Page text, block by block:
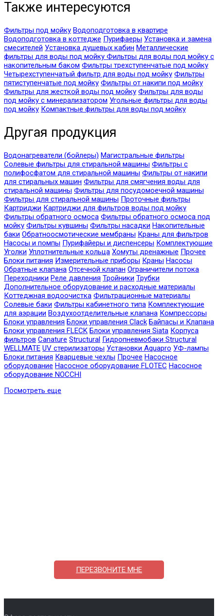
Также интересуются
Фильтры под мойку Водоподготовка в квартире
Водоподготовка в коттедже Пурифаеры Установка и замена
смесителей Установка душевых кабин Металлические
фильтры для воды под мойку Фильтры для воды под мойку с
накопительным баком Фильтры трехступенчатые под мойку
Четырехступенчатый фильтр для воды под мойку Фильтры
пятиступенчатые под мойку Фильтры от накипи под мойку
Фильтры для жесткой воды под мойку Фильтры для воды
под мойку с минерализатором Угольные фильтры для воды
под мойку Компактные фильтры для воды под мойку
Другая продукция
Водонагреватели (бойлеры) Магистральные фильтры
Солевые фильтры для стиральной машины Фильтры с
полифосфатом для стиральной машины Фильтры от накипи
для стиральных машин Фильтры для смягчения воды для
стиральной машины Фильтры для посудомоечной машины
Фильтры для стиральной машины Проточные фильтры
Картриджи Картриджи для фильтров воды под мойку
Фильтры обратного осмоса Фильтры обратного осмоса под
мойку Фильтры кувшины Фильтры насадки Накопительные
баки Обратноосмотические мембраны Краны для фильтров
Насосы и помпы Пурифайеры и диспенсеры Комплектующие
Уголки Уплотнительные кольца Хомуты дренажные Прочее
Блоки питания Измерительные приборы Краны Насосы
Обратные клапана Отсечной клапан Ограничители потока
Переходники Реле давления Тройники Трубки
Дополнительное оборудование и расходные материалы
Коттеджная водоочистка Фильтрационные материалы
Солевые баки Фильтры кабинетного типа Комплектующие
для аэрации Воздухоотделительные клапана Компрессоры
Блоки управления Блоки управления Clack Байпасы и Клапана
Блоки управления FLECK Блоки управления Siata Корпуса
фильтров Canature Structural Гидропневмобаки Structural
WELLMATE UV стерилизаторы Установки Aquapro УФ-лампы
Блоки питания Кварцевые чехлы Прочее Насосное
оборудование Насосное оборудование FLOTEC Насосное
оборудование NOCCHI
Посмотреть еще
ПЕРЕЗВОНИТЕ МНЕ